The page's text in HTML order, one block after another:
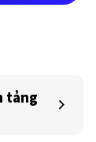
tảng